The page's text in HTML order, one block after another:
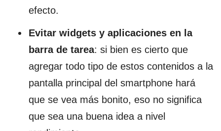
efecto.
Evitar widgets y aplicaciones en la
barra de tarea: si bien es cierto que
agregar todo tipo de estos contenidos a la
pantalla principal del smartphone hará
que se vea más bonito, eso no significa
que sea una buena idea a nivel